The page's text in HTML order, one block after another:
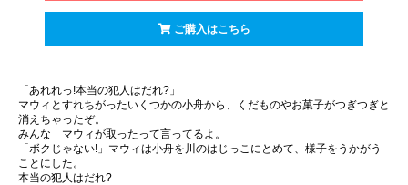
ご購入はこちら
「あれれっ!本当の犯人はだれ?」
マウィとすれちがったいくつかの小舟から、くだものやお菓子がつぎつぎと
消えちゃったぞ。
みんな マウィが取ったって言ってるよ。
「ボクじゃない!」マウィは小舟を川のはじっこにとめて、様子をうかがう
ことにした。
本当の犯人はだれ?